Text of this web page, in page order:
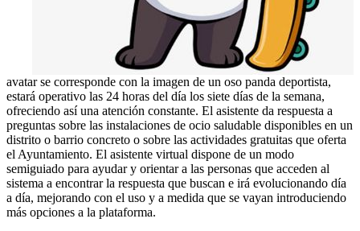
avatar se corresponde con la imagen de un oso panda deportista,
estará operativo las 24 horas del día los siete días de la semana,
ofreciendo así una atención constante. El asistente da respuesta a
preguntas sobre las instalaciones de ocio saludable disponibles en un
distrito o barrio concreto o sobre las actividades gratuitas que oferta
el Ayuntamiento. El asistente virtual dispone de un modo
semiguiado para ayudar y orientar a las personas que acceden al
sistema a encontrar la respuesta que buscan e irá evolucionando día
a día, mejorando con el uso y a medida que se vayan introduciendo
más opciones a la plataforma.